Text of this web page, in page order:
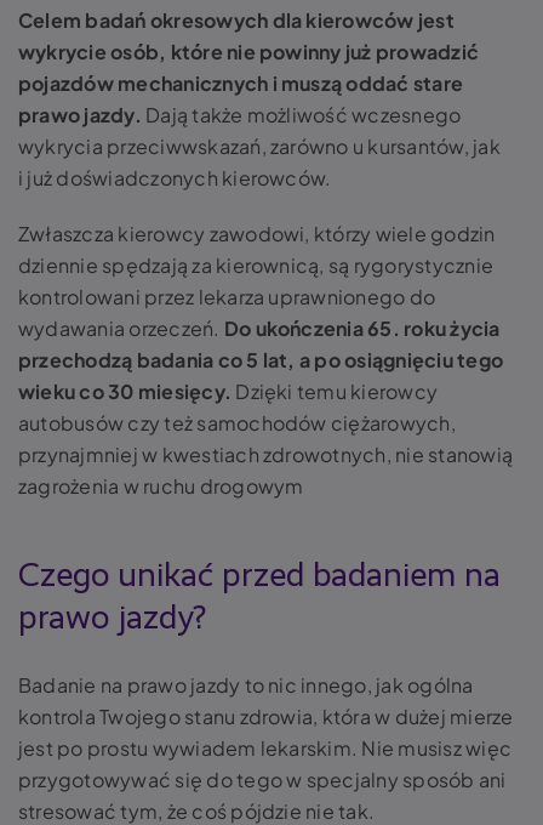
Celem badań okresowych dla kierowców jest
wykrycie osób, które nie powinny już prowadzić
pojazdów mechanicznych i muszą oddać stare
prawo jazdy. Dają także możliwość wczesnego
wykrycia przeciwwskazań, zarówno u kursantów, jak
i już doświadczonych kierowców.
Zwłaszcza kierowcy zawodowi, którzy wiele godzin
dziennie spędzają za kierownicą, są rygorystycznie
kontrolowani przez lekarza uprawnionego do
wydawania orzeczeń. Do ukończenia 65. roku życia
przechodzą badania co 5 lat, a po osiągnięciu tego
wieku co 30 miesięcy. Dzięki temu kierowcy
autobusów czy też samochodów ciężarowych,
przynajmniej w kwestiach zdrowotnych, nie stanowią
zagrożenia w ruchu drogowym
Czego unikać przed badaniem na
prawo jazdy?
Badanie na prawo jazdy to nic innego, jak ogólna
kontrola Twojego stanu zdrowia, która w dużej mierze
jest po prostu wywiadem lekarskim. Nie musisz więc
przygotowywać się do tego w specjalny sposób ani
stresować tym, że coś pójdzie nie tak.